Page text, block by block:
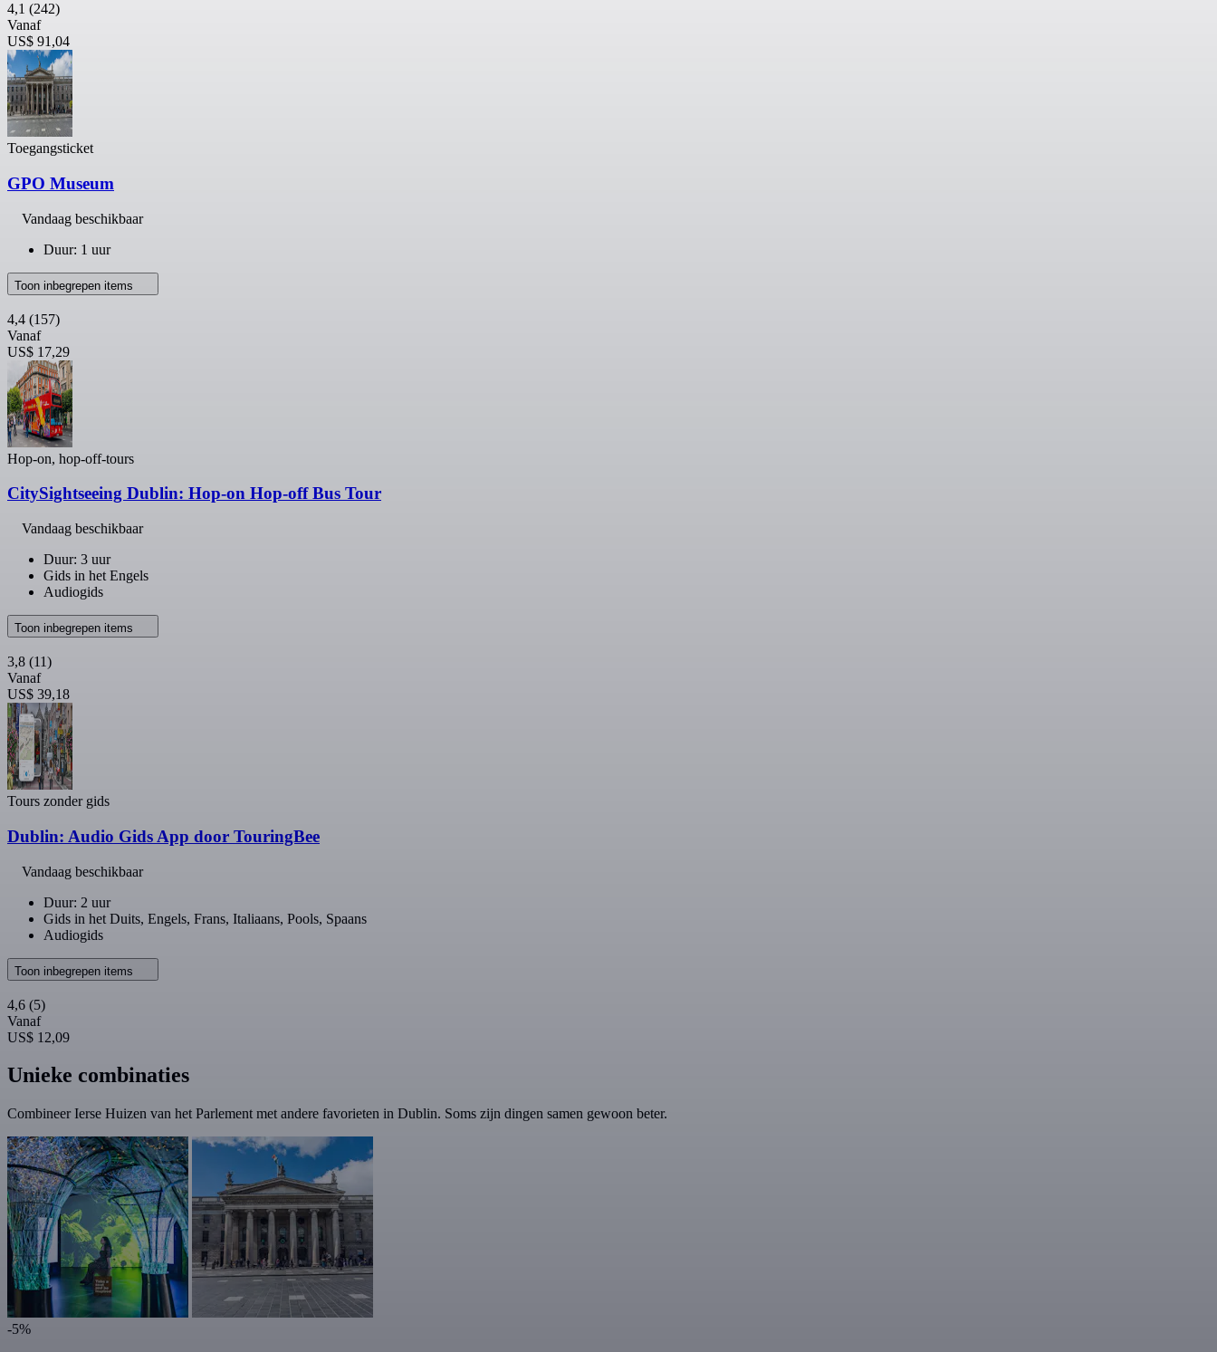
4,1 (242)
Vanaf
US$ 91,04
Toegangsticket
GPO Museum
Vandaag beschikbaar
Duur: 1 uur
Toon inbegrepen items
4,4 (157)
Vanaf
US$ 17,29
Hop-on, hop-off-tours
CitySightseeing Dublin: Hop-on Hop-off Bus Tour
Vandaag beschikbaar
Duur: 3 uur
Gids in het Engels
Audiogids
Toon inbegrepen items
3,8 (11)
Vanaf
US$ 39,18
Tours zonder gids
Dublin: Audio Gids App door TouringBee
Vandaag beschikbaar
Duur: 2 uur
Gids in het Duits, Engels, Frans, Italiaans, Pools, Spaans
Audiogids
Toon inbegrepen items
4,6 (5)
Vanaf
US$ 12,09
Unieke combinaties
Combineer Ierse Huizen van het Parlement met andere favorieten in Dublin. Soms zijn dingen samen gewoon beter.
-5%